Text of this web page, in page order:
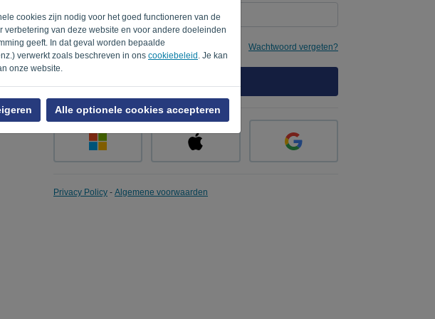
cookies zijn nodig voor het goed functioneren van de
van deze website en voor andere doeleinden
geeft. In dat geval worden bepaalde
verwerkt zoals beschreven in ons cookiebeleid . Je kan
onze website.
Alle optionele cookies accepteren
Herinner me Wachtwoord vergeten?
Privacy Policy - Algemene voorwaarden